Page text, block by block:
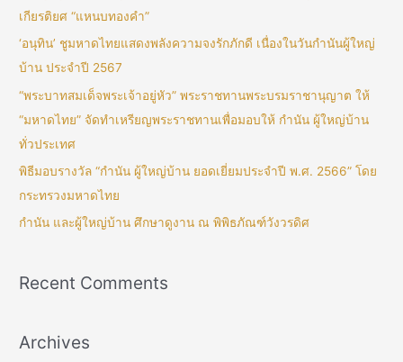
เกียรติยศ “แหนบทองคำ”
‘อนุทิน’ ชูมหาดไทยแสดงพลังความจงรักภักดี เนื่องในวันกำนันผู้ใหญ่
บ้าน ประจำปี 2567
“พระบาทสมเด็จพระเจ้าอยู่หัว” พระราชทานพระบรมราชานุญาต ให้
“มหาดไทย” จัดทำเหรียญพระราชทานเพื่อมอบให้ กำนัน ผู้ใหญ่บ้าน
ทั่วประเทศ
พิธีมอบรางวัล “กำนัน ผู้ใหญ่บ้าน ยอดเยี่ยมประจำปี พ.ศ. 2566” โดย
กระทรวงมหาดไทย
กำนัน และผู้ใหญ่บ้าน ศึกษาดูงาน ณ พิพิธภัณฑ์วังวรดิศ
Recent Comments
Archives